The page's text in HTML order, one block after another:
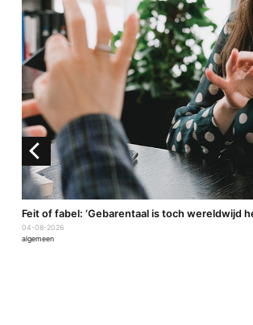
Feit of fabel: ‘Gebarentaal is toch wereldwijd
04-08-2026
algemeen